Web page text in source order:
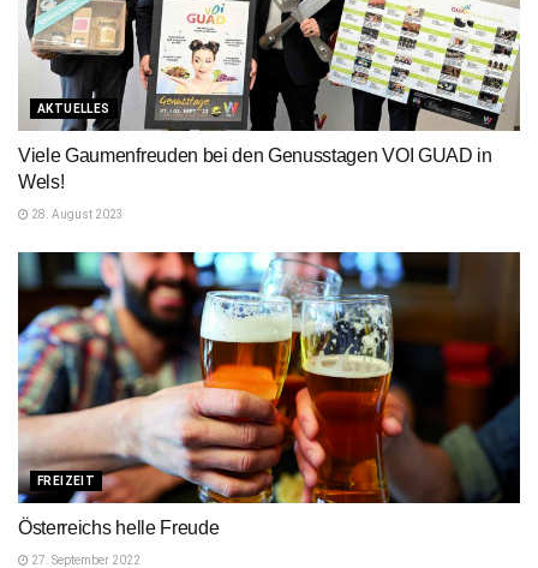
AKTUELLES
Viele Gaumenfreuden bei den Genusstagen VOI GUAD in
Wels!
28. August 2023
FREIZEIT
Österreichs helle Freude
27. September 2022